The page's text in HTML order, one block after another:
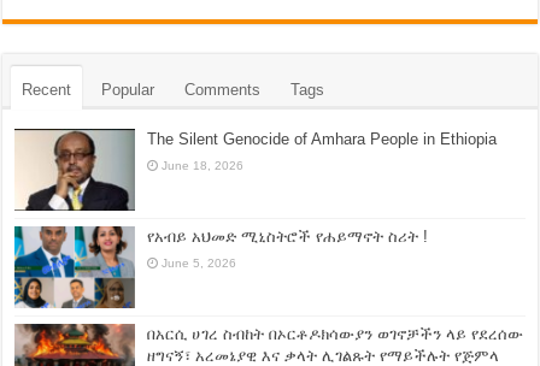
Recent Popular Comments Tags
The Silent Genocide of Amhara People in Ethiopia
June 18, 2026
የአብይ አህመድ ሚኒስትሮች የሐይማኖት ስሪት !
June 5, 2026
በአርሲ ሀገረ ስብከት በኦርቶዶክሳውያን ወገኖቻችን ላይ የደረሰው
ዘግናኝ፣ አረመኔያዊ እና ቃላት ሊገልጹት የማይችሉት የጅምላ